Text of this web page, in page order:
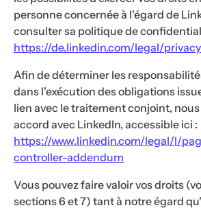
personne concernée à l'égard de
consulter sa politique de
https://de.linkedin.com/legal/
Afin de déterminer les
dans l'exécution des obligations
lien avec le traitement conjoint,
accord avec LinkedIn, accessible ici :
https://www.linkedin.com/legal/l/
controller-addendum
Vous pouvez faire valoir vos droits
sections 6 et 7) tant à notre égard